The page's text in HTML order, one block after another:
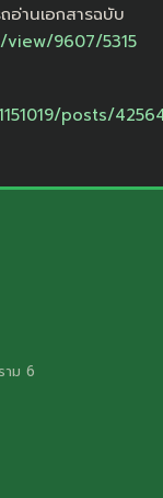
านเอกสารฉบับ
9607/5315
posts/
าม 6